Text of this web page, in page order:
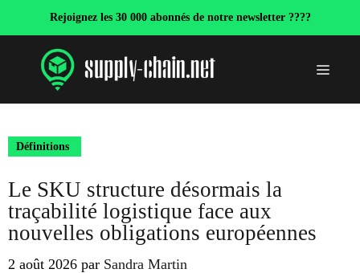
Rejoignez les 30 000 abonnés de notre newsletter ????
Menu
Définitions
Le SKU structure désormais la
traçabilité logistique face aux
nouvelles obligations européennes
2 août 2026 par Sandra Martin